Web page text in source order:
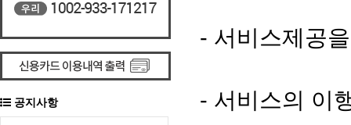
공지사항
- 서비스제공
- 서비스의 이